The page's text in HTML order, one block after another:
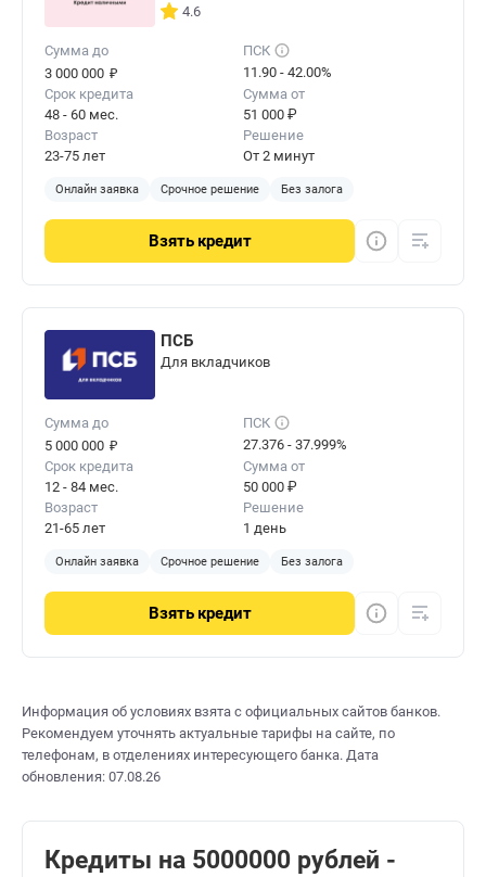
4.6
Сумма до
3 000 000 ₽
ПСК
11.90 - 42.00%
Срок кредита
48 - 60 мес.
Сумма от
51 000 ₽
Возраст
23-75 лет
Решение
От 2 минут
Онлайн заявка Срочное решение Без залога
Взять кредит
ПСБ
Для вкладчиков
Сумма до
5 000 000 ₽
ПСК
27.376 - 37.999%
Срок кредита
12 - 84 мес.
Сумма от
50 000 ₽
Возраст
21-65 лет
Решение
1 день
Онлайн заявка Срочное решение Без залога
Взять кредит
Информация об условиях взята с официальных сайтов банков.
Рекомендуем уточнять актуальные тарифы на сайте, по
телефонам, в отделениях интересующего банка. Дата
обновления: 07.08.26
Кредиты на 5000000 рублей -